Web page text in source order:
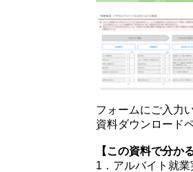
フォームにご入力
資料ダウンロード
【この資料で分か
1．アルバイト就業